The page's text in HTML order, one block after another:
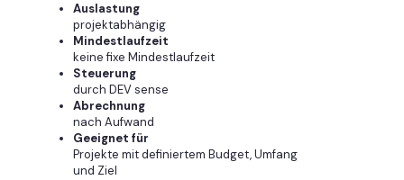
Auslastung
projektabhängig
Mindestlaufzeit
keine fixe Mindestlaufzeit
Steuerung
durch DEV sense
Abrechnung
nach Aufwand
Geeignet für
Projekte mit definiertem Budget, Umfang
und Ziel